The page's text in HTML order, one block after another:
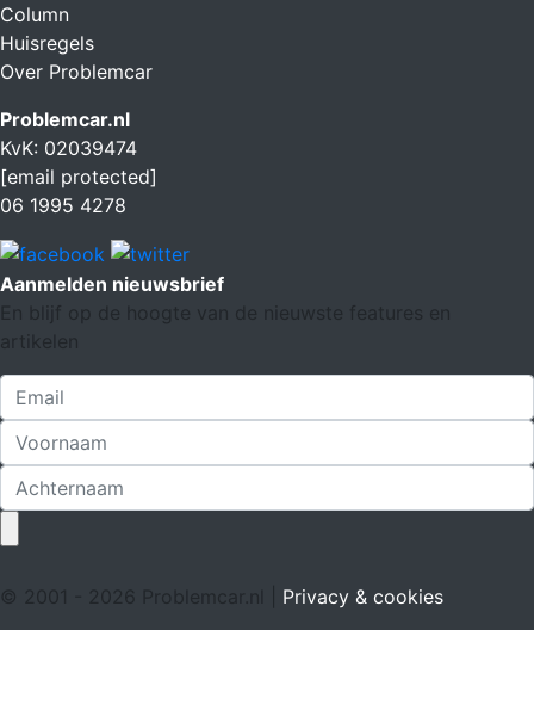
Column
Huisregels
Over Problemcar
Problemcar.nl
KvK: 02039474
[email protected]
06 1995 4278
Aanmelden nieuwsbrief
En blijf op de hoogte van de nieuwste features en
artikelen
© 2001 - 2026 Problemcar.nl | Privacy & cookies